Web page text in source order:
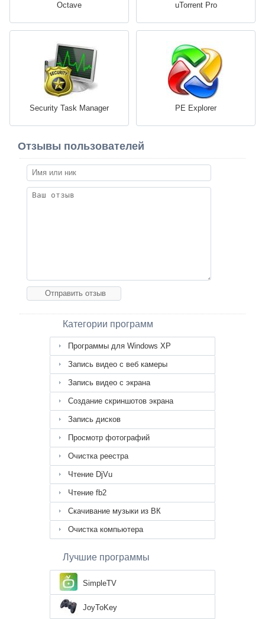
Octave uTorrent Pro
Security Task Manager PE Explorer
Отзывы пользователей
Категории программ
Программы для Windows XP
Запись видео с веб камеры
Запись видео с экрана
Создание скриншотов экрана
Запись дисков
Просмотр фотографий
Очистка реестра
Чтение DjVu
Чтение fb2
Скачивание музыки из ВК
Очистка компьютера
Лучшие программы
SimpleTV
JoyToKey